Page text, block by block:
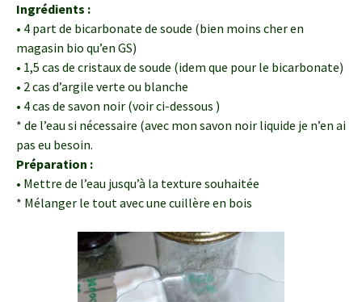
Ingrédients :
• 4 part de bicarbonate de soude (bien moins cher en
magasin bio qu’en GS)
• 1,5 cas de cristaux de soude (idem que pour le bicarbonate)
• 2 cas d’argile verte ou blanche
• 4 cas de savon noir (voir ci-dessous )
* de l’eau si nécessaire (avec mon savon noir liquide je n’en ai
pas eu besoin.
Préparation :
• Mettre de l’eau jusqu’à la texture souhaitée
* Mélanger le tout avec une cuillère en bois